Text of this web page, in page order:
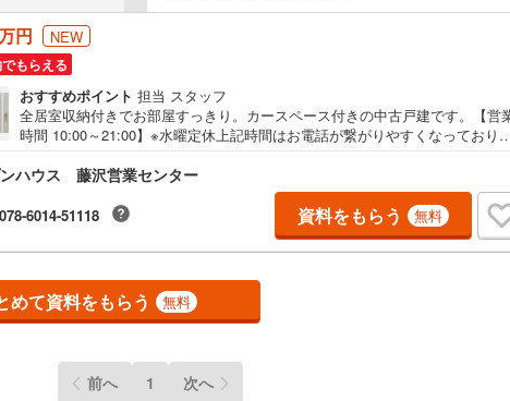
円 NEW
もらえる
おすすめポイント 担当 スタッフ
全居室収納付きでお部屋すっきり。カースペース付きの中古戸建です。【営
時間 10:00～21:00】※水曜定休上記時間はお電話が繋がりやすくなっており
学する（無料）」ボタンよりご希望の日時をご記入いただけますとスムーズに
ご案内が可能です。◎現地のご案内について・平日や夜遅い時間帯もご案内
可能 ※定休日を除く・経験豊富なスタッフが物件詳細を丁寧にご説明いたし
す。・車でご自宅や最寄り駅等、ご指定の場所まで送迎します。・チャイル
シートのご用意ございます。◎個別FP相談会 無料物件のご紹介だけでなく
迎です！年間8000棟以上の限定物件を発表しているオープンハウスだから出会
える物件が多数ございます。ぜひお気軽にご連絡・ご相談ください！※限定物
件:当社のみ、もしくは当社を含めた数社でのみご紹介可能なオープンハウス・
ハウス 藤沢営業センター
6014-51118 資料をもらう 無料
めて資料をもらう 無料
前へ 1 次へ
乾燥機あり
ークインクローゼット
床下収納（2）
ニー、庭
ドデッキあり（0）
規模・施工・品質・工法関連
震、免震、制震構造